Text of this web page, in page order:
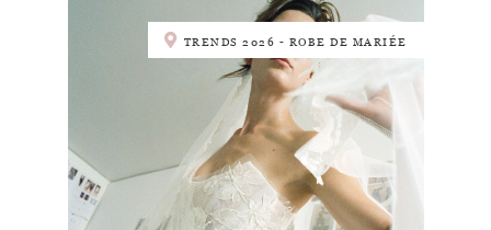
TRENDS 2026 - ROBE DE MARIÉE